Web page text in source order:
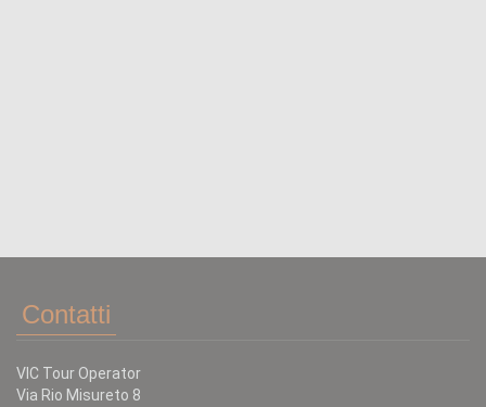
Contatti
VIC Tour Operator
Via Rio Misureto 8